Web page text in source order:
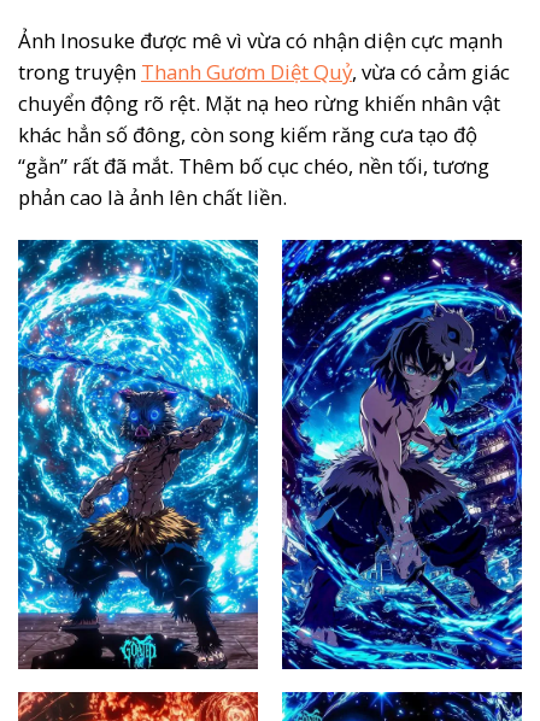
Ảnh Inosuke được mê vì vừa có nhận diện cực mạnh
trong truyện Thanh Gươm Diệt Quỷ, vừa có cảm giác
chuyển động rõ rệt. Mặt nạ heo rừng khiến nhân vật
khác hẳn số đông, còn song kiếm răng cưa tạo độ
“gằn” rất đã mắt. Thêm bố cục chéo, nền tối, tương
phản cao là ảnh lên chất liền.